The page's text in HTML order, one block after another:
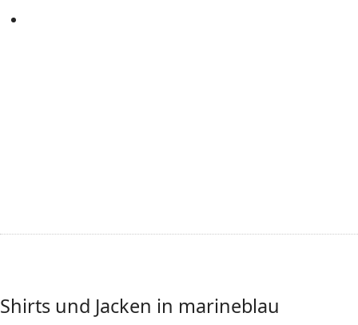
Shirts und Jacken in marineblau